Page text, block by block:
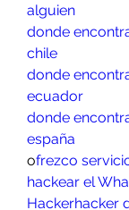
alguien
donde
chile
donde
ecuador
donde
españa
ofrezco
hackear el
Hackerhacker